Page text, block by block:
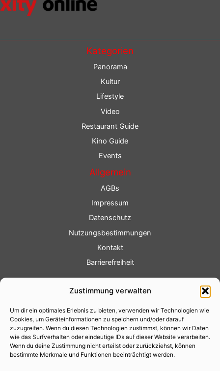
Zustimmung verwalten
Um dir ein optimales Erlebnis zu bieten, verwenden wir Technologien wie
Cookies, um Geräteinformationen zu speichern und/oder darauf
zuzugreifen. Wenn du diesen Technologien zustimmst, können wir Daten
wie das Surfverhalten oder eindeutige IDs auf dieser Website verarbeiten.
Wenn du deine Zustimmung nicht erteilst oder zurückziehst, können
bestimmte Merkmale und Funktionen beeinträchtigt werden.
Kategorien
Panorama
Kultur
Lifestyle
Video
Restaurant Guide
Kino Guide
Events
Allgemein
AGBs
Impressum
Datenschutz
Nutzungsbestimmungen
Kontakt
Barrierefreiheit
Fotoservice
Videoservice
Werbung
Contenterstellung
Lokalnachrichten